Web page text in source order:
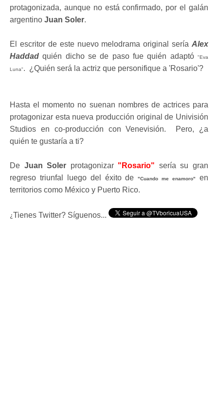
protagonizada, aunque no está confirmado, por el galán
argentino Juan Soler.
El escritor de este nuevo melodrama original sería Alex
Haddad quién dicho se de paso fue quién adaptó "Eva
Luna". ¿ Quién será la actriz que personifique a 'Rosario'?
Hasta el momento no suenan nombres de actrices para
protagonizar esta nueva producción original de Univisión
Studios en co-producción con Venevisión. Pero, ¿ a
quién te gustaría a ti?
De Juan Soler protagonizar "Rosario" sería su gran
regreso triunfal luego del éxito de"Cuando me enamoro"
en
territorios como México y Puerto Rico.
¿Tienes Twitter? Síguenos...